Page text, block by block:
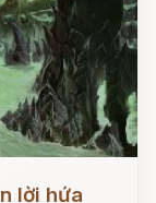
lời hứa